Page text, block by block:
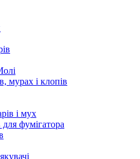
мурах і клопів
і мух
для фумігатора